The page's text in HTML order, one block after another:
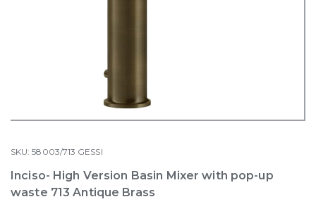
SKU:58003/713 GESSI
Inciso- High Version Basin Mixer with pop-up
waste 713 Antique Brass